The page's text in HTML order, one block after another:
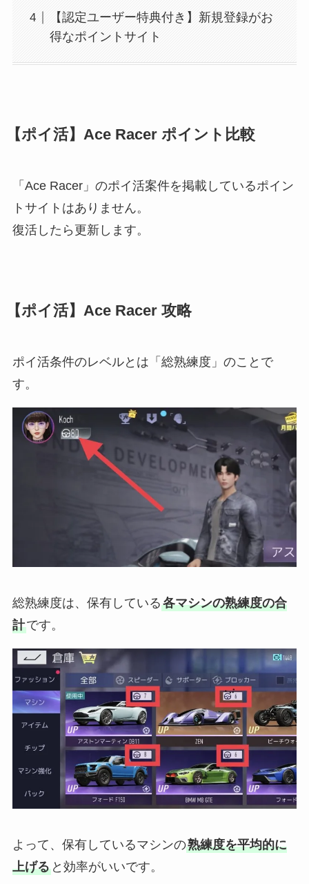
【認定ユーザー特典付き】新規登録がお
得なポイントサイト
【ポイ活】Ace Racer ポイント比較
「Ace Racer」のポイ活案件を掲載しているポイン
トサイトはありません。
復活したら更新します。
【ポイ活】Ace Racer 攻略
ポイ活条件のレベルとは「総熟練度」のことで
す。
総熟練度は、保有している各マシンの熟練度の合
計です。
よって、 保有しているマシンの熟練度を平均的に
上げると効率がいいです。